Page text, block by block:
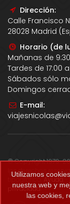
Dirección:
Calle Francisco
28028 Madrid
Horario (de
Mañanas de
Tardes de 17:00
Sábados sólo
Domingos
E-mail:
© Copyright 1979-
los derechos
tipográfico. Ayuda-
privacidad.
Utilizamos
nuestra web y
las cookies,